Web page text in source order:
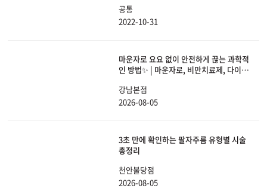
APAC 1st
공통
2022-10-31
마운자로 요요 없이 안전하게 끊는 과학적
인 방법✨ | 마운자로, 비만치료제, 다이어
강남본점
2026-08-05
3초 만에 확인하는 팔자주름 유형별 시술
총정리
천안불당점
2026-08-05